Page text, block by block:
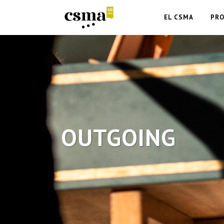
EL CSMA
OUTGOING